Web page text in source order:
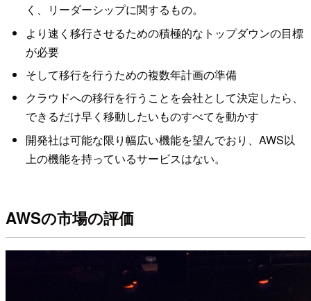
く、リーダーシップに関するもの。
より速く移行させるための積極的なトップダウンの目標
が必要
そして移行を行うための複数年計画の準備
クラウドへの移行を行うことを会社として決定したら、
できるだけ早く移動したいものすべてを動かす
開発社は可能な限り幅広い機能を望んでおり、AWS以
上の機能を持っているサービスはない。
AWSの市場の評価